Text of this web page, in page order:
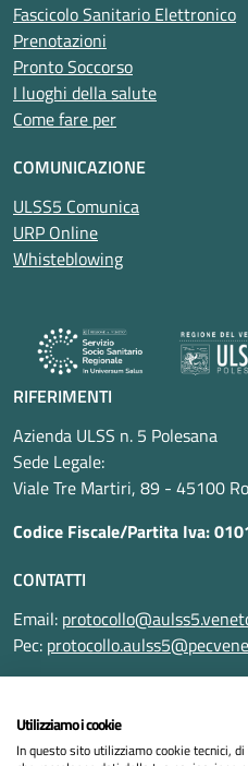
Fascicolo Sanitario Elettronico
Prenotazioni
Pronto Soccorso
I luoghi della salute
Come fare per
COMUNICAZIONE
ULSS5 Comunica
URP Online
Whisteblowing
RIFERIMENTI
Azienda ULSS n. 5 Polesana
Sede Legale:
Viale Tre Martiri, 89 - 45100
Codice Fiscale/Partita Iva:
CONTATTI
Email:
Pec:
Utilizziamo i cookie
In questo sito utilizziamo cookie tecnici,